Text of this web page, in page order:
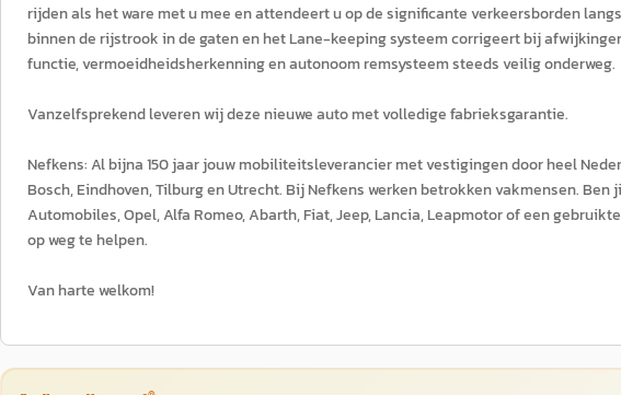
rijden als het ware met u mee en attendeert u op de significante verkeersborden
binnen de rijstrook in de gaten en het Lane-keeping systeem corrigeert bij
functie, vermoeidheidsherkenning en autonoom remsysteem steeds veilig onderweg.
Vanzelfsprekend leveren wij deze nieuwe auto met volledige fabrieksgarantie.
Nefkens: Al bijna 150 jaar jouw mobiliteitsleverancier met vestigingen door heel
Bosch, Eindhoven, Tilburg en Utrecht. Bij Nefkens werken betrokken vakmensen. Ben
Automobiles, Opel, Alfa Romeo, Abarth, Fiat, Jeep, Lancia, Leapmotor of een
op weg te helpen.
Van harte welkom!